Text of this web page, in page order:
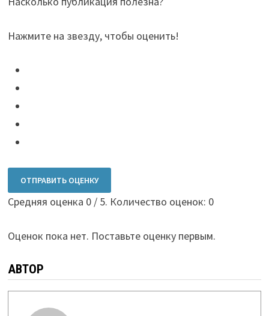
Нажмите на звезду, чтобы оценить!
ОТПРАВИТЬ ОЦЕНКУ
Средняя оценка 0/ 5. Количество оценок: 0
Оценок пока нет. Поставьте оценку первым.
АВТОР